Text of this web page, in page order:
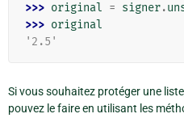
>>> original = signer.
>>> original
'2.5'
Si vous souhaitez protéger une
pouvez le faire en utilisant les